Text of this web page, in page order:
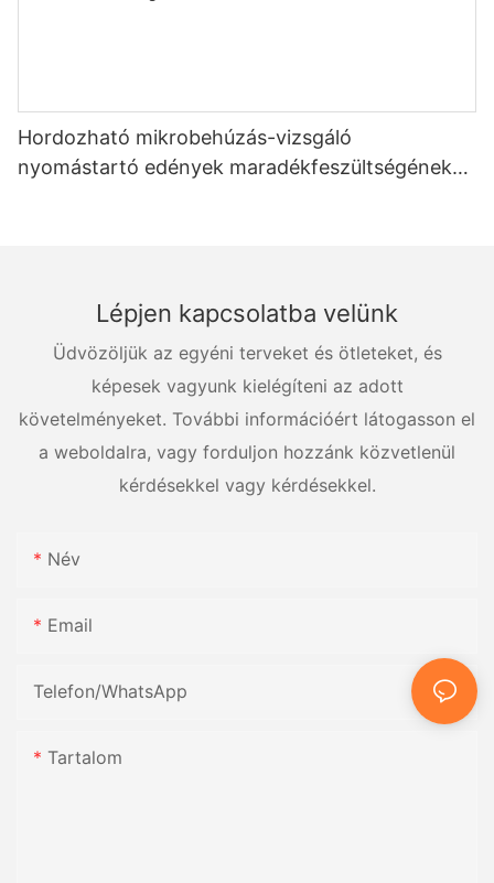
Hordozható mikrobehúzás-vizsgáló
nyomástartó edények maradékfeszültségének
Lépjen kapcsolatba velünk
Üdvözöljük az egyéni terveket és ötleteket, és
képesek vagyunk kielégíteni az adott
követelményeket. További információért látogasson el
a weboldalra, vagy forduljon hozzánk közvetlenül
kérdésekkel vagy kérdésekkel.
Név
Email
Telefon/WhatsApp
Tartalom